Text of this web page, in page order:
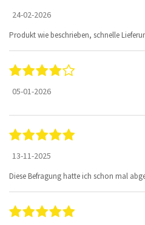
24-02-2026
Produkt wie beschrieben, schnelle
05-01-2026
13-11-2025
Diese Befragung hatte ich schon mal